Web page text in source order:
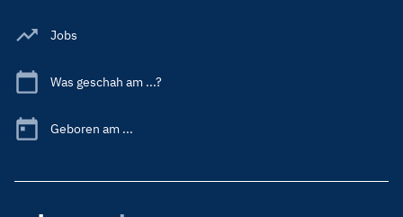
Jobs
Was geschah am ...?
Geboren am ...